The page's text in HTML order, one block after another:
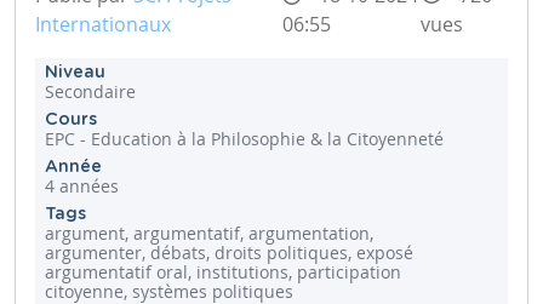
Internationaux
06:55
vues
Niveau
Secondaire
Cours
EPC - Education à la Philosophie & la Citoyenneté
Année
4 années
Tags
argument, argumentatif, argumentation,
argumenter, débats, droits politiques, exposé
argumentatif oral, institutions, participation
citoyenne, systèmes politiques